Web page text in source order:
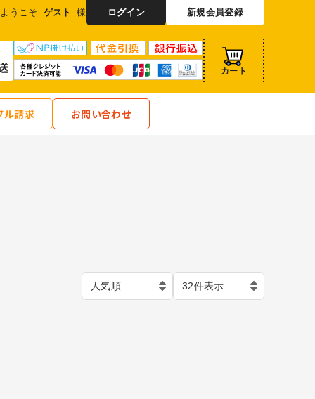
ようこそ ゲスト 様 ログイン 新規会員登録
カート
ル請求 お問い合わせ
人気順 32件表示